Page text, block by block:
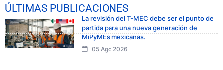
ÚLTIMAS PUBLICACIONES
La revisión del T-MEC debe ser el punto de
partida para una nueva generación de
MiPyMEs mexicanas.
05 Ago 2026